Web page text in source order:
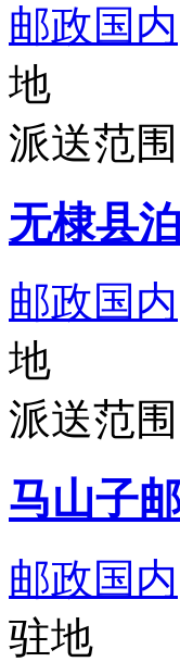
邮政国内
地
派送范
无棣县
邮政国内
地
派送范
马山子
邮政国内
驻地